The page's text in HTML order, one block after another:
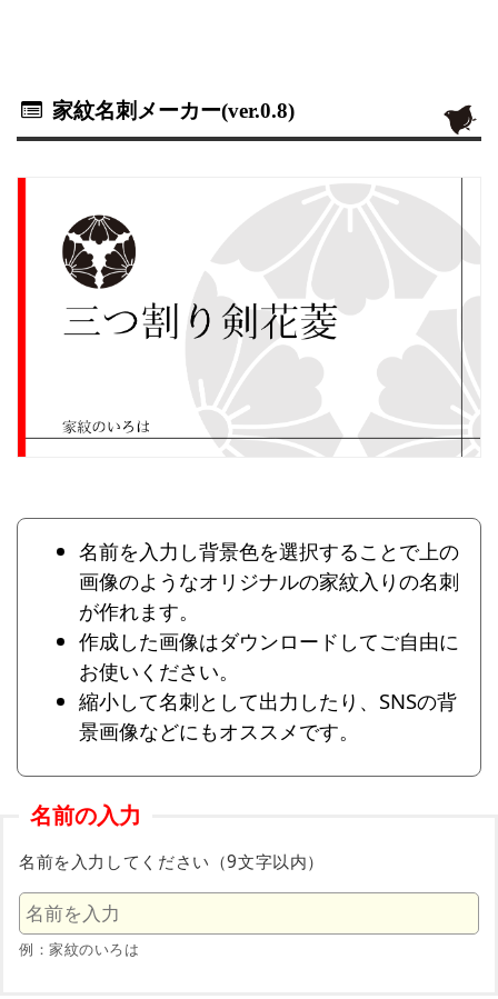
家紋名刺メーカー(ver.0.8)
名前を入力し背景色を選択することで上の
画像のようなオリジナルの家紋入りの名刺
が作れます。
作成した画像はダウンロードしてご自由に
お使いください。
縮小して名刺として出力したり、SNSの背
景画像などにもオススメです。
名前の入力
名前を入力してください（9文字以内）
例：家紋のいろは